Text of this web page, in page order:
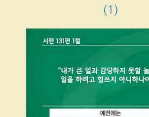
(1)